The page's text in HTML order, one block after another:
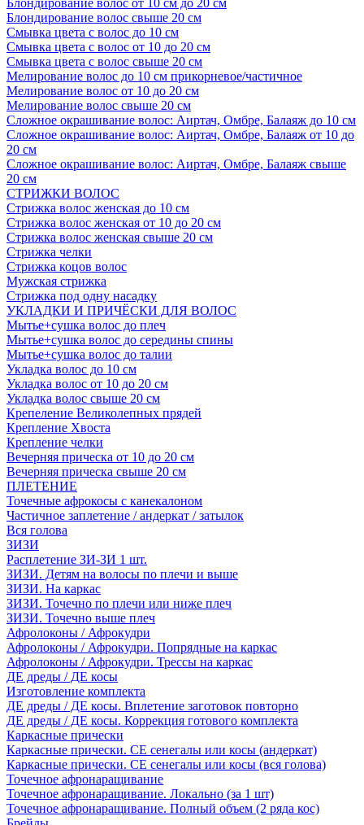
Блондирование волос от 10 см до 20 см
Блондирование волос свыше 20 см
Смывка цвета с волос до 10 см
Смывка цвета с волос от 10 до 20 см
Смывка цвета с волос свыше 20 см
Мелирование волос до 10 см прикорневое/частичное
Мелирование волос от 10 до 20 см
Мелирование волос свыше 20 см
Сложное окрашивание волос: Аиртач, Омбре, Балаяж до 10 см
Сложное окрашивание волос: Аиртач, Омбре, Балаяж от 10 до
20 см
Сложное окрашивание волос: Аиртач, Омбре, Балаяж свыше
20 см
СТРИЖКИ ВОЛОС
Стрижка волос женская до 10 см
Стрижка волос женская от 10 до 20 см
Стрижка волос женская свыше 20 см
Стрижка челки
Стрижка коцов волос
Мужская стрижка
Стрижка под одну насадку
УКЛАДКИ И ПРИЧЁСКИ ДЛЯ ВОЛОС
Мытье+сушка волос до плеч
Мытье+сушка волос до середины спины
Мытье+сушка волос до талии
Укладка волос до 10 см
Укладка волос от 10 до 20 см
Укладка волос свыше 20 см
Крепеление Великолепных прядей
Крепление Хвоста
Крепление челки
Вечерняя прическа от 10 до 20 см
Вечерняя прическа свыше 20 см
ПЛЕТЕНИЕ
Точечные афрокосы с канекалоном
Частичное заплетение / андеркат / затылок
Вся голова
ЗИЗИ
Расплетение ЗИ-ЗИ 1 шт.
ЗИЗИ. Детям на волосы по плечи и выше
ЗИЗИ. На каркас
ЗИЗИ. Точечно по плечи или ниже плеч
ЗИЗИ. Точечно выше плеч
Афролоконы / Афрокудри
Афролоконы / Афрокудри. Попрядные на каркас
Афролоконы / Афрокудри. Трессы на каркас
ДЕ дреды / ДЕ косы
Изготовление комплекта
ДЕ дреды / ДЕ косы. Вплетение заготовок повторно
ДЕ дреды / ДЕ косы. Коррекция готового комплекта
Каркасные прически
Каркасные прически. СЕ сенегалы или косы (андеркат)
Каркасные прически. СЕ сенегалы или косы (вся голова)
Точечное афронаращивание
Точечное афронаращивание. Локально (за 1 шт)
Точечное афронаращивание. Полный объем (2 ряда кос)